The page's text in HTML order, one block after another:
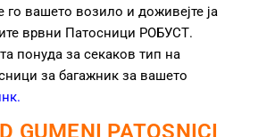
го вашето возило и доживејте ја
врвни Патосници РОБУСТ.
понуда за секаков тип на
за багажник за вашето
.
GUMENI PATOSNICI